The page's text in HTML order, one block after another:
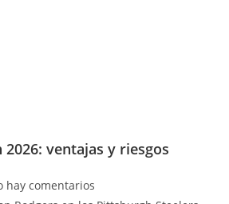
ventajas y riesgos
hay comentarios